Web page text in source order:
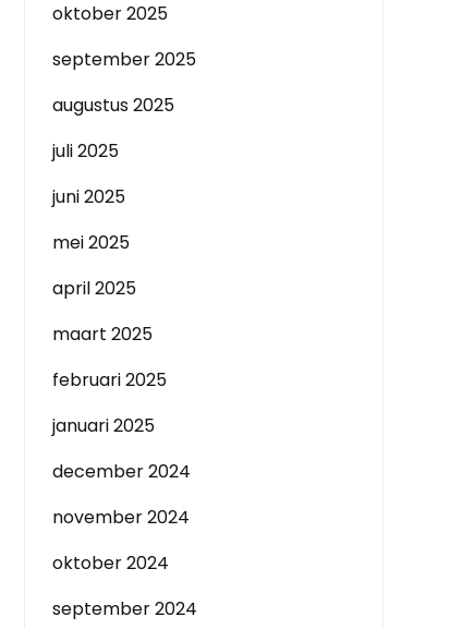
oktober 2025
september 2025
augustus 2025
juli 2025
juni 2025
mei 2025
april 2025
maart 2025
februari 2025
januari 2025
december 2024
november 2024
oktober 2024
september 2024